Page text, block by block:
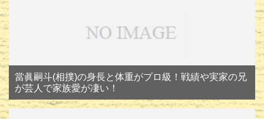
當眞嗣斗(相撲)の身長と体重がプロ級！戦績や実家の兄
が芸人で家族愛が凄い！